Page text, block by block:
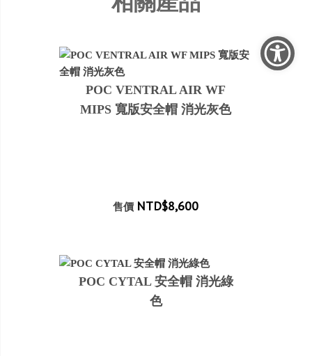
POC VENTRAL AIR WF
MIPS 寬版安全帽 消光灰色
售價 NTD$8,600
POC CYTAL 安全帽 消光綠
色